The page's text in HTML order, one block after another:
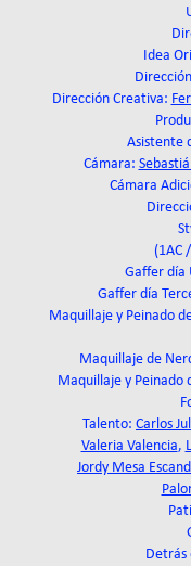
Idea
Dirección Creativa:
Asistente
Cámara:
Cámara
(1AC
Gaffer día
Gaffer día
Maquillaje y Peinado
Maquillaje de
Maquillaje y Peinado
Talento: Carlos
Valeria Valencia,
Jordy Mesa
Detrás